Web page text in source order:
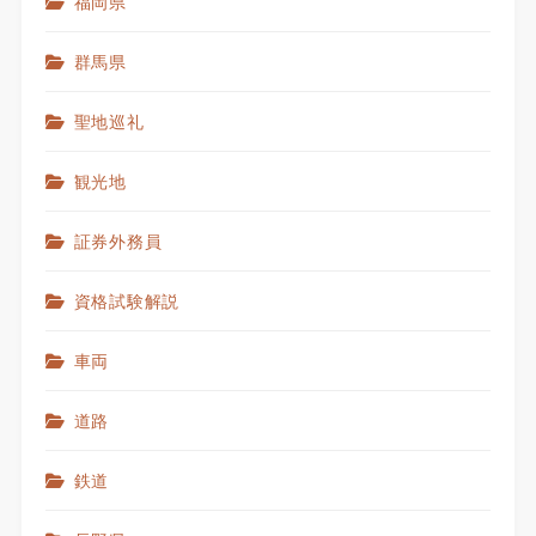
群馬県
聖地巡礼
観光地
証券外務員
資格試験解説
車両
道路
鉄道